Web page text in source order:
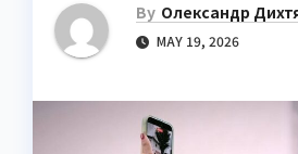
By Олександр
MAY 19, 2026